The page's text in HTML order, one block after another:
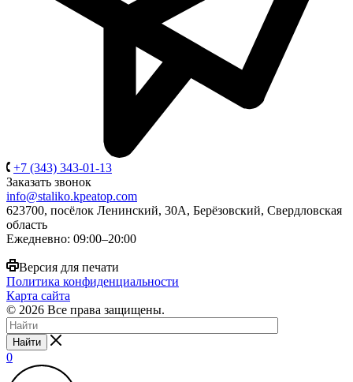
+7 (343) 343-01-13
Заказать звонок
info@staliko.kpeatop.com
623700, посёлок Ленинский, 30А, Берёзовский, Свердловская
область
Ежедневно: 09:00–20:00
Версия для печати
Политика конфиденциальности
Карта сайта
© 2026 Все права защищены.
Найти
0